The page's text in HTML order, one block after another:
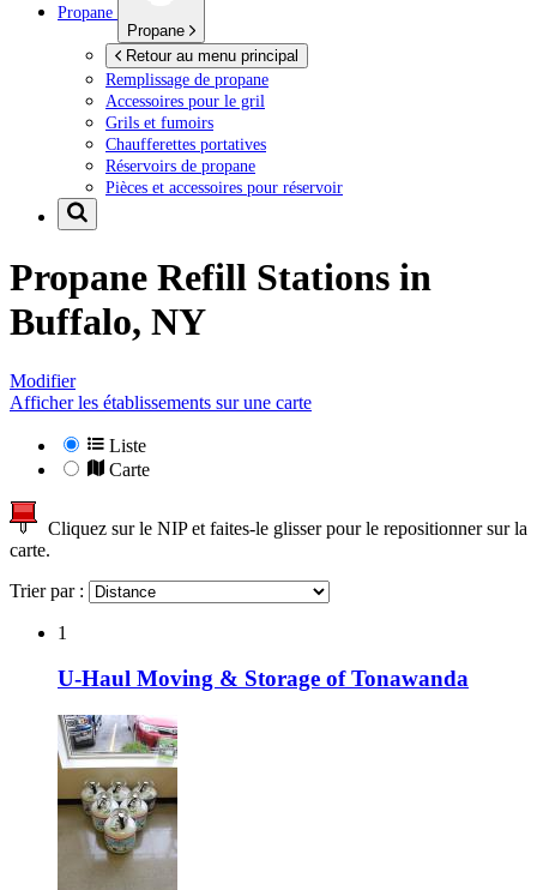
Propane
Propane
Retour au menu principal
Remplissage de propane
Accessoires pour le gril
Grils et fumoirs
Chaufferettes portatives
Réservoirs de propane
Pièces et accessoires pour réservoir
Propane Refill Stations in
Buffalo, NY
Modifier
Afficher les établissements sur une carte
Liste
Carte
Cliquez sur le NIP et faites-le glisser pour le repositionner sur la
carte.
Trier par :
1
U-Haul Moving & Storage of Tonawanda